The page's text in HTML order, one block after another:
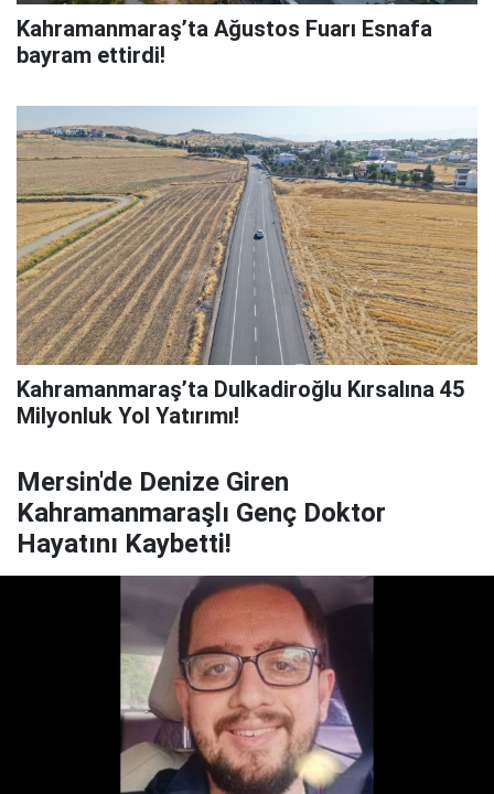
Kahramanmaraş’ta Ağustos Fuarı Esnafa
bayram ettirdi!
Kahramanmaraş’ta Dulkadiroğlu Kırsalına 45
Milyonluk Yol Yatırımı!
Mersin'de Denize Giren
Kahramanmaraşlı Genç Doktor
Hayatını Kaybetti!